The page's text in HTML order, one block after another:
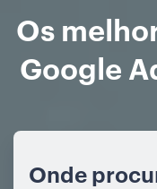
Os
Google
Onde